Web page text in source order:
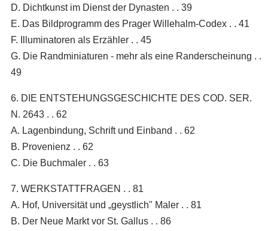
D. Dichtkunst im Dienst der Dynasten . . 39
E. Das Bildprogramm des Prager Willehalm-Codex . . 41
F. Illuminatoren als Erzähler . . 45
G. Die Randminiaturen - mehr als eine Randerscheinung . .
49
6. DIE ENTSTEHUNGSGESCHICHTE DES COD. SER.
N. 2643 . . 62
A. Lagenbindung, Schrift und Einband . . 62
B. Provenienz . . 62
C. Die Buchmaler . . 63
7. WERKSTATTFRAGEN . . 81
A. Hof, Universität und „geystlich" Maler . . 81
B. Der Neue Markt vor St. Gallus . . 86